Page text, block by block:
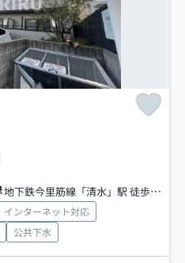
地下鉄今里筋線「清水」駅 徒歩6分
インターネット対応
公共下水